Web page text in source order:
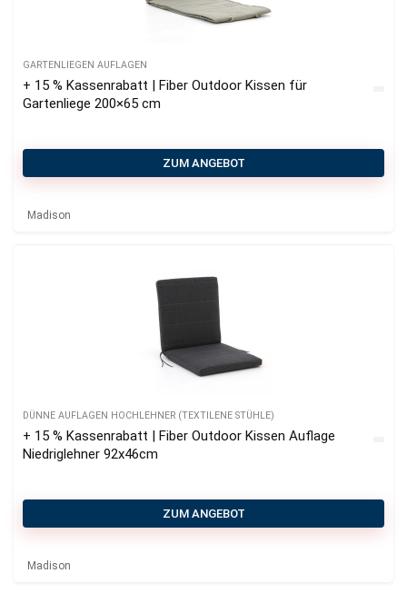
GARTENLIEGEN AUFLAGEN
+ 15 % Kassenrabatt | Fiber Outdoor Kissen für
Gartenliege 200×65 cm
ZUM ANGEBOT
Madison
DÜNNE AUFLAGEN HOCHLEHNER (TEXTILENE STÜHLE)
+ 15 % Kassenrabatt | Fiber Outdoor Kissen Auflage
Niedriglehner 92x46cm
ZUM ANGEBOT
Madison